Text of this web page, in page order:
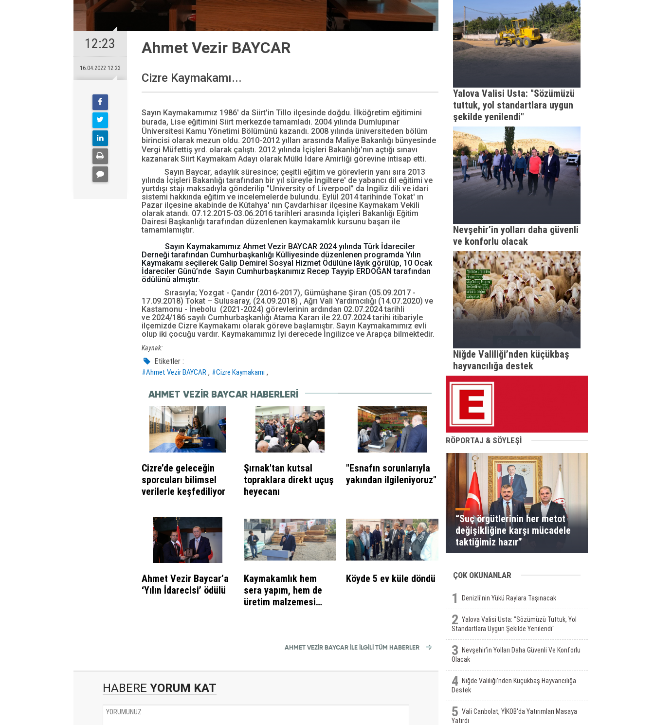
12:23
16.04.2022 12:23
Ahmet Vezir BAYCAR
Cizre Kaymakamı...
Sayın Kaymakamımız 1986' da Siirt'in Tillo ilçesinde doğdu. İlköğretim eğitimini
burada, Lise eğitimini Siirt merkezde tamamladı. 2004 yılında Dumlupınar
Üniversitesi Kamu Yönetimi Bölümünü kazandı. 2008 yılında üniversiteden bölüm
birincisi olarak mezun oldu. 2010-2012 yılları arasında Maliye Bakanlığı bünyesinde
Vergi Müfettiş yrd. olarak çalıştı. 2012 yılında İçişleri Bakanlığı'nın açtığı sınavı
kazanarak Siirt Kaymakam Adayı olarak Mülki İdare Amirliği görevine intisap etti.
Sayın Baycar, adaylık süresince; çeşitli eğitim ve görevlerin yanı sıra 2013
yılında İçişleri Bakanlığı tarafından bir yıl süreyle İngiltere' de yabancı dil eğitimi ve
yurtdışı stajı maksadıyla gönderilip "University of Liverpool" da İngiliz dili ve idari
sistemi hakkında eğitim ve incelemelerde bulundu. Eylül 2014 tarihinde Tokat' ın
Pazar ilçesine akabinde de Kütahya' nın Çavdarhisar ilçesine Kaymakam Vekili
olarak atandı. 07.12.2015-03.06.2016 tarihleri arasında İçişleri Bakanlığı Eğitim
Dairesi Başkanlığı tarafından düzenlenen kaymakamlık kursunu başarı ile
tamamlamıştır.
Sayın Kaymakamımız Ahmet Vezir BAYCAR 2024 yılında Türk İdareciler
Derneği tarafından Cumhurbaşkanlığı Külliyesinde düzenlenen programda Yılın
Kaymakamı seçilerek Galip Demirel Sosyal Hizmet Ödülüne lâyık görülüp, 10 Ocak
İdareciler Günü’nde Sayın Cumhurbaşkanımız Recep Tayyip ERDOĞAN tarafından
ödülünü almıştır.
Sırasıyla; Yozgat - Çandır (2016-2017), Gümüşhane Şiran (05.09.2017 -
17.09.2018) Tokat – Sulusaray, (24.09.2018) , Ağrı Vali Yardımcılığı (14.07.2020) ve
Kastamonu - İnebolu (2021-2024) görevlerinin ardından 02.07.2024 tarihli
ve 2024/186 sayılı Cumhurbaşkanlığı Atama Kararı ile 22.07.2024 tarihi itibariyle
ilçemizde Cizre Kaymakamı olarak göreve başlamıştır. Sayın Kaymakamımız evli
olup iki çocuğu vardır. Kaymakamımız İyi derecede İngilizce ve Arapça bilmektedir.
Kaynak:
Etiketler :
#Ahmet Vezir BAYCAR , #Cizre Kaymakamı ,
AHMET VEZIR BAYCAR HABERLERI
Cizre’de geleceğin
sporcuları bilimsel
verilerle keşfediliyor
Şırnak'tan kutsal
topraklara direkt uçuş
heyecanı
"Esnafın sorunlarıyla
yakından ilgileniyoruz"
Ahmet Vezir Baycar’a
‘Yılın İdarecisi’ ödülü
Kaymakamlık hem
sera yapım, hem de
üretim malzemesi
Köyde 5 ev küle döndü
AHMET VEZIR BAYCAR İLE İLGİLİ TÜM HABERLER
HABERE YORUM KAT
Yalova Valisi Usta: "Sözümüzü
tuttuk, yol standartlara uygun
şekilde yenilendi"
Nevşehir’in yolları daha güvenli
ve konforlu olacak
Niğde Valiliği’nden küçükbaş
hayvancılığa destek
RÖPORTAJ & SÖYLEŞİ
“Suç örgütlerinin her metot
değişikliğine karşı mücadele
taktiğimiz hazır”
ÇOK OKUNANLAR
1 Denizli'nin Yükü Raylara Taşınacak
2 Yalova Valisi Usta: "Sözümüzü Tuttuk, Yol
Standartlara Uygun Şekilde Yenilendi"
3
Nevşehir’in Yolları Daha Güvenli Ve Konforlu
Olacak
4
Niğde Valiliği’nden Küçükbaş Hayvancılığa
Destek
5 Vali Canbolat, YİKOB'da Yatırımları Masaya
Yatırdı